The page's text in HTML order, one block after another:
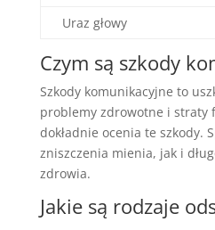
Uraz głowy
Czym są szkody
Szkody komunikacyjne to
problemy zdrowotne i straty
dokładnie ocenia te szkody.
zniszczenia mienia, jak i
zdrowia.
Jakie są rodzaje